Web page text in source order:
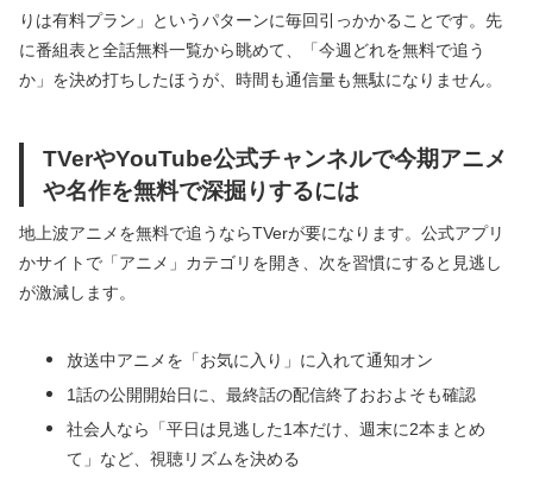
りは有料プラン」というパターンに毎回引っかかることです。先
に番組表と全話無料一覧から眺めて、「今週どれを無料で追う
か」を決め打ちしたほうが、時間も通信量も無駄になりません。
TVerやYouTube公式チャンネルで今期アニメ
や名作を無料で深掘りするには
地上波アニメを無料で追うならTVerが要になります。公式アプリ
かサイトで「アニメ」カテゴリを開き、次を習慣にすると見逃し
が激減します。
放送中アニメを「お気に入り」に入れて通知オン
1話の公開開始日に、最終話の配信終了おおよそも確認
社会人なら「平日は見逃した1本だけ、週末に2本まとめ
て」など、視聴リズムを決める